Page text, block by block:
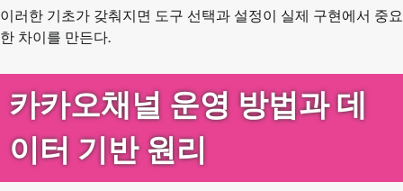
이러한 기초가 갖춰지면 도구 선택과 설정이 실제 구현에서 중요
한 차이를 만든다.
카카오채널 운영 방법과 데
이터 기반 원리